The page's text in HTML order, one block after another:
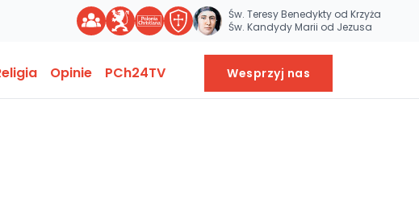
Św. Teresy Benedykty od Krzyża
Św. Kandydy Marii od Jezusa
Opinie PCh24TV Wesprzyj nas